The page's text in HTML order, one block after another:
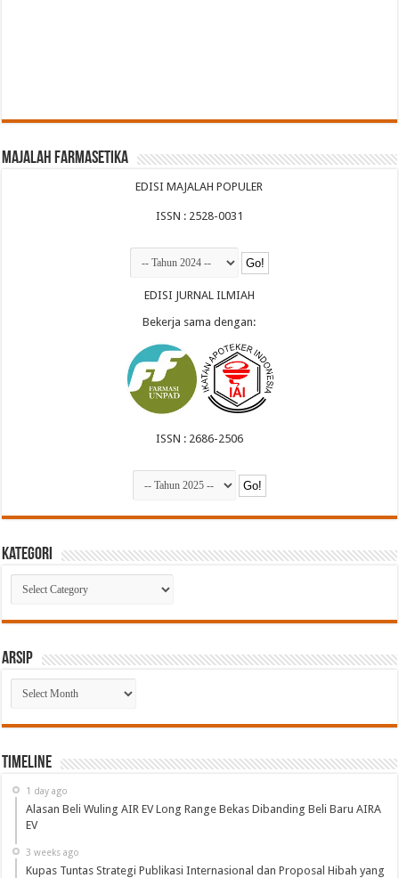
Majalah Farmasetika
EDISI MAJALAH POPULER
ISSN : 2528-0031
EDISI JURNAL ILMIAH
Bekerja sama dengan:
ISSN : 2686-2506
Kategori
Kategori
Arsip
Arsip
Timeline
1 day ago
Alasan Beli Wuling AIR EV Long Range Bekas Dibanding Beli Baru AIRA
EV
3 weeks ago
Kupas Tuntas Strategi Publikasi Internasional dan Proposal Hibah yang